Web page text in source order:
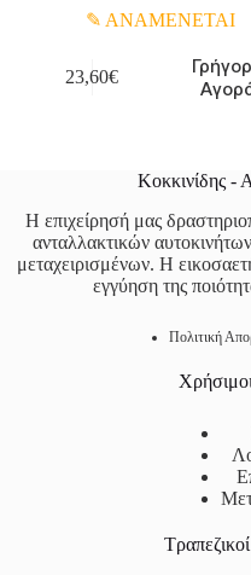
ΑΝΑΜΕΝΕΤΑΙ
23,60€
Κοκκινίδης -
Η επιχείρησή μας
ανταλλακτικών
μεταχειρισμένων. Η
εγγύηση της
Πολιτική